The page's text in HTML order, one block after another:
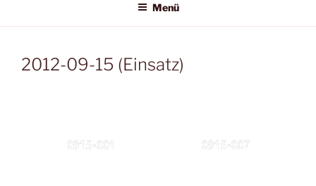
Menü
2012-09-15 (Einsatz)
0915-001 0915-007